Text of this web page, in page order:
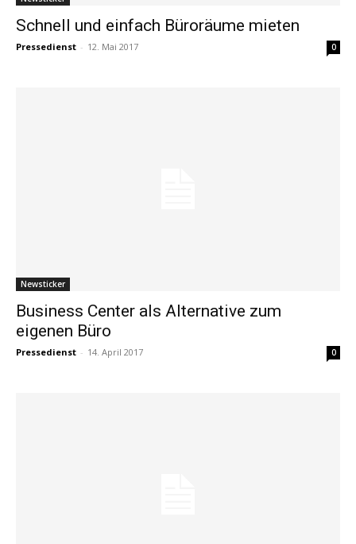
Schnell und einfach Büroräume mieten
Pressedienst - 12. Mai 2017 0
Newsticker
Business Center als Alternative zum
eigenen Büro
Pressedienst - 14. April 2017 0